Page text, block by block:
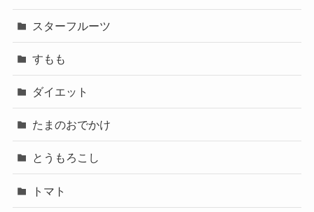
スターフルーツ
すもも
ダイエット
たまのおでかけ
とうもろこし
トマト